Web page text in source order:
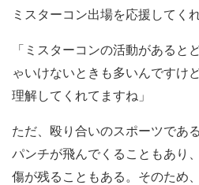
ミスターコン出場を応援してく
「ミスターコンの活動があると
ゃいけないときも多いんですけ
理解してくれてますね」
ただ、殴り合いのスポーツであ
パンチが飛んでくることもあり
傷が残ることもある。そのため